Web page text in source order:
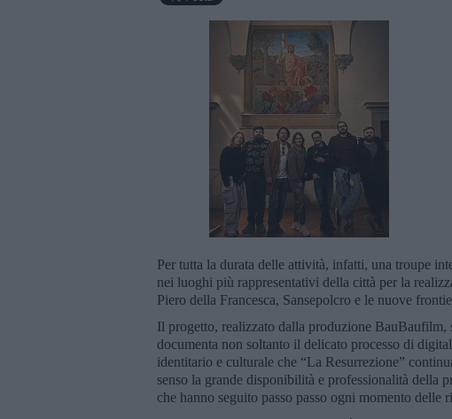
Per tutta la durata delle attività, infatti, una troupe
nei luoghi più rappresentativi della città per la
Piero della Francesca, Sansepolcro e le nuove
Il progetto, realizzato dalla produzione
documenta non soltanto il delicato processo di
identitario e culturale che “La Resurrezione”
senso la grande disponibilità e professionalità della
che hanno seguito passo passo ogni momento delle